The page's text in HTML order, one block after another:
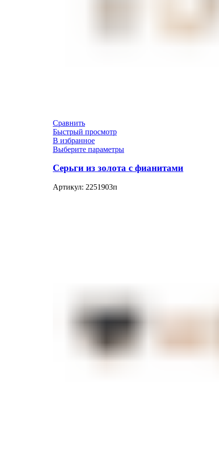
Сравнить
Быстрый просмотр
В избранное
Выберите параметры
Серьги из золота с фианитами
Артикул: 2251903п